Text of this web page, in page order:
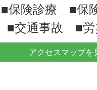
■保険診療 ■保
■交通事故 ■労
アクセスマップを